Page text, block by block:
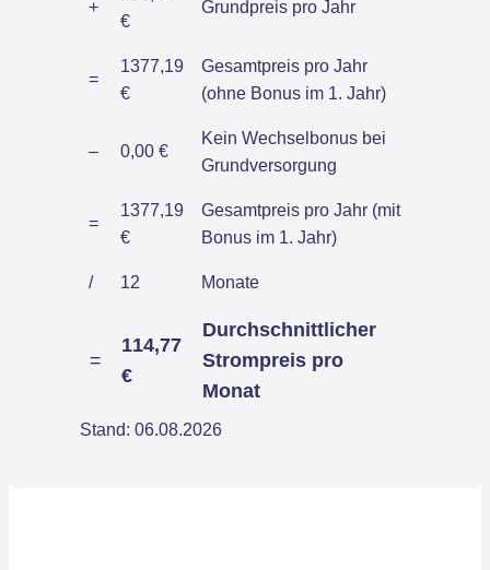
+
€
Grundpreis pro Jahr
=
1377,19
€
Gesamtpreis pro Jahr
(ohne Bonus im 1. Jahr)
– 0,00 €
Kein Wechselbonus bei
Grundversorgung
=
1377,19
€
Gesamtpreis pro Jahr (mit
Bonus im 1. Jahr)
/ 12 Monate
=
114,77
€
Durchschnittlicher
Strompreis pro
Monat
Stand: 06.08.2026